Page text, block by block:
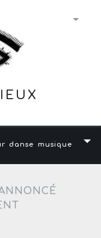
danse musique